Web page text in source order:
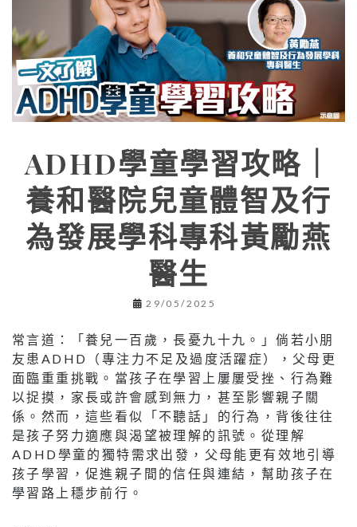
ADHD學童學習攻略｜
養和醫院兒童體智及行
為發展學科專科黃勵燕
醫生
29/05/2025
常言道：「養兒一百歲，長憂九十九。」倘若小朋
友患ADHD（專注力不足及過度活躍症），父母更
面臨重重挑戰。當孩子在學習上屢屢受挫、行為難
以捉摸，家長或許會感到無力，甚至影響親子關
係。然而，這些看似「不聽話」的行為，背後往往
是孩子努力適應與渴望被理解的訊號。從理解
ADHD學童的獨特需求出發，父母能更有效地引導
孩子學習，促進親子間的信任與連結，幫助孩子在
學習路上穩步前行。